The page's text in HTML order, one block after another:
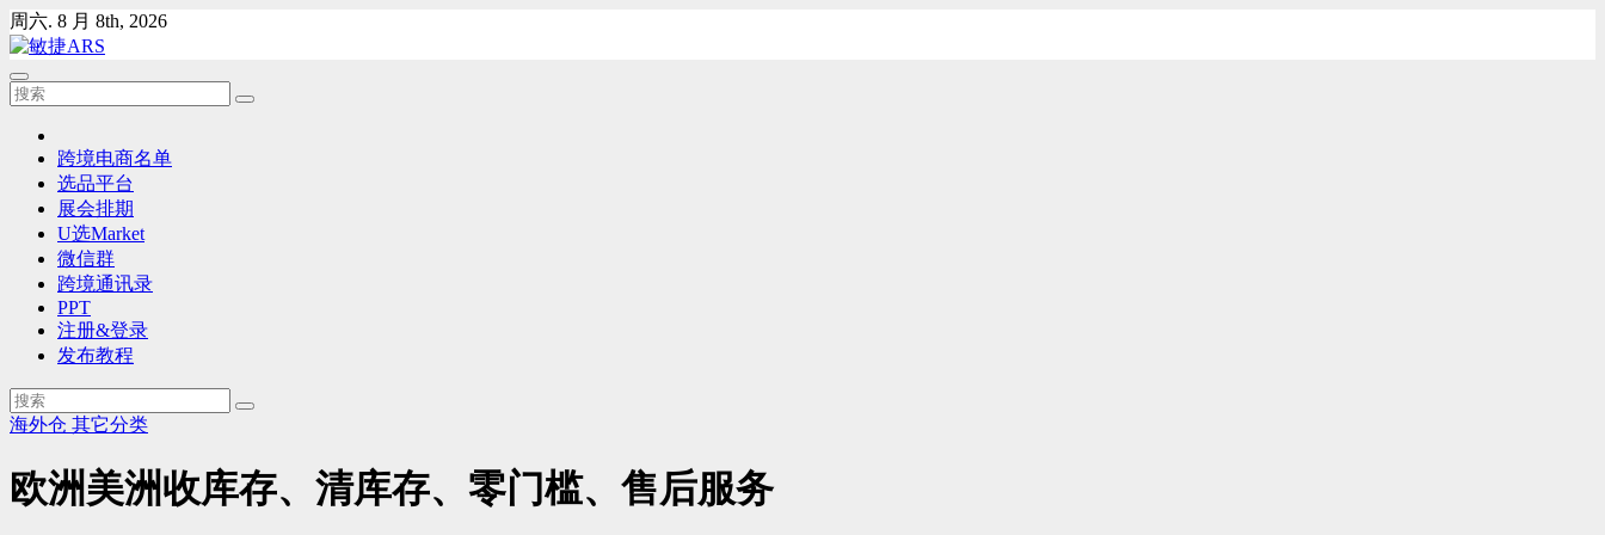
Skip
to
content
周六. 8 月 8th, 2026
跨境电商名单
选品平台
展会排期
U选Market
微信群
跨境通讯录
PPT
注册&登录
发布教程
海外仓 其它分类
欧洲美洲收库存、清库存、零门槛、售后服务